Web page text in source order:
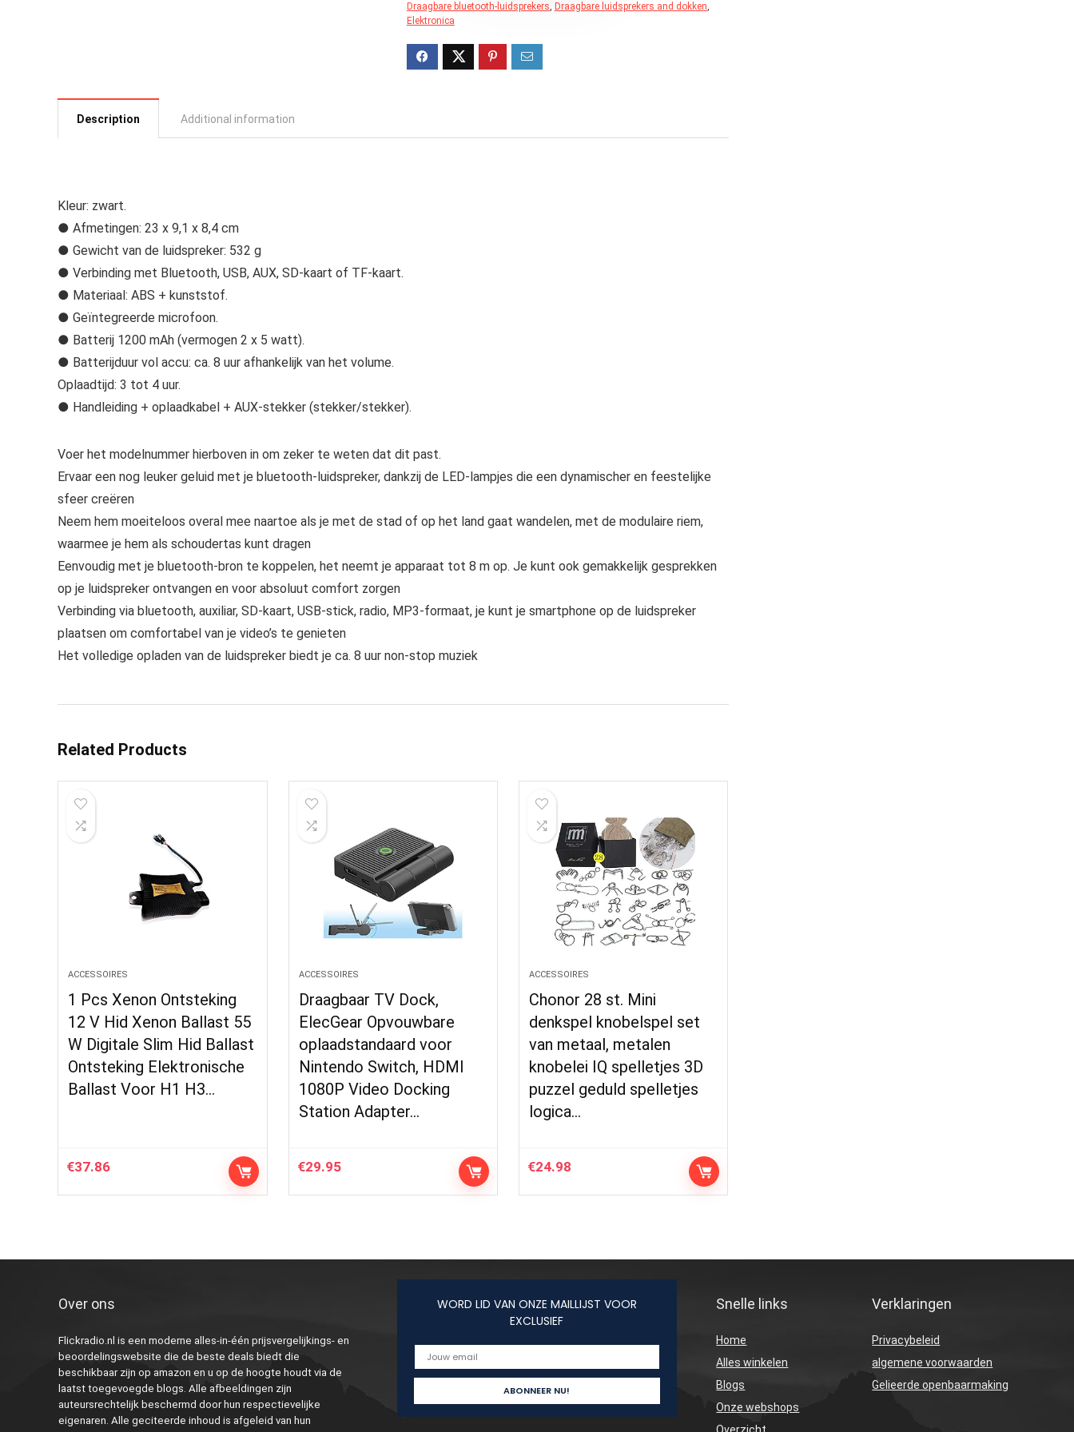
Draagbare bluetooth-luidsprekers, Draagbare luidsprekers and dokken,
Elektronica
Description Additional information
Kleur: zwart.
● Afmetingen: 23 x 9,1 x 8,4 cm
● Gewicht van de luidspreker: 532 g
● Verbinding met Bluetooth, USB, AUX, SD-kaart of TF-kaart.
● Materiaal: ABS + kunststof.
● Geïntegreerde microfoon.
● Batterij 1200 mAh (vermogen 2 x 5 watt).
● Batterijduur vol accu: ca. 8 uur afhankelijk van het volume.
Oplaadtijd: 3 tot 4 uur.
● Handleiding + oplaadkabel + AUX-stekker (stekker/stekker).
Voer het modelnummer hierboven in om zeker te weten dat dit past.
Ervaar een nog leuker geluid met je bluetooth-luidspreker, dankzij de LED-lampjes die een dynamischer en feestelijke
sfeer creëren
Neem hem moeiteloos overal mee naartoe als je met de stad of op het land gaat wandelen, met de modulaire riem,
waarmee je hem als schoudertas kunt dragen
Eenvoudig met je bluetooth-bron te koppelen, het neemt je apparaat tot 8 m op. Je kunt ook gemakkelijk gesprekken
op je luidspreker ontvangen en voor absoluut comfort zorgen
Verbinding via bluetooth, auxiliar, SD-kaart, USB-stick, radio, MP3-formaat, je kunt je smartphone op de luidspreker
plaatsen om comfortabel van je video’s te genieten
Het volledige opladen van de luidspreker biedt je ca. 8 uur non-stop muziek
Related Products
ACCESSOIRES
1 Pcs Xenon Ontsteking
12 V Hid Xenon Ballast 55
W Digitale Slim Hid Ballast
Ontsteking Elektronische
Ballast Voor H1 H3…
€37.86
ACCESSOIRES
Draagbaar TV Dock,
ElecGear Opvouwbare
oplaadstandaard voor
Nintendo Switch, HDMI
1080P Video Docking
Station Adapter…
€29.95
ACCESSOIRES
Chonor 28 st. Mini
denkspel knobelspel set
van metaal, metalen
knobelei IQ spelletjes 3D
puzzel geduld spelletjes
logica…
€24.98
Over ons
Flickradio.nl is een moderne alles-in-één prijsvergelijkings- en
beoordelingswebsite die de beste deals biedt die
beschikbaar zijn op amazon en u op de hoogte houdt via de
laatst toegevoegde blogs. Alle afbeeldingen zijn
auteursrechtelijk beschermd door hun respectievelijke
eigenaren. Alle geciteerde inhoud is afgeleid van hun
WORD LID VAN ONZE MAILLIJST VOOR
EXCLUSIEF
Snelle links
Home
Alles winkelen
Blogs
Onze webshops
Verklaringen
Privacybeleid
algemene voorwaarden
Gelieerde openbaarmaking